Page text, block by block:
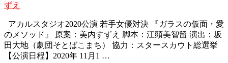
ずえ
アカルスタジオ2020公演 若手女優対決 『ガラスの仮面・愛
のメソッド』 原案：美内すずえ 脚本：江頭美智留 演出：坂
田大地（劇団そとばこまち） 協力：スタースカウト総選挙
【公演日程】2020年 11月1 …